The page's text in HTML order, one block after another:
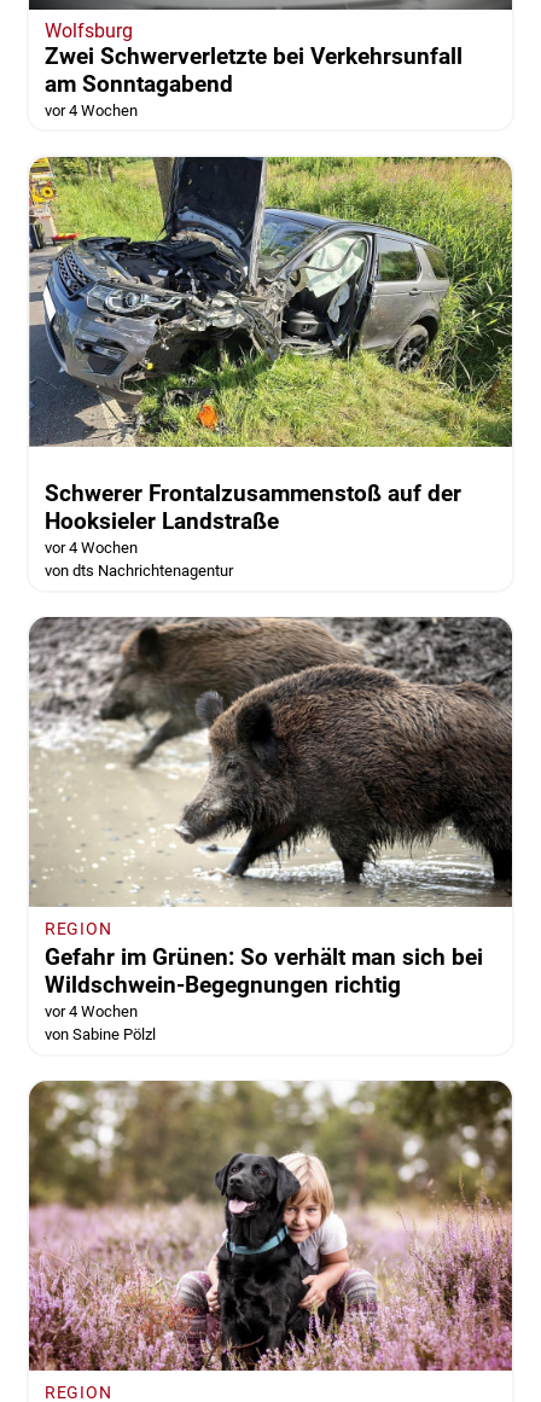
Wolfsburg
Zwei Schwerverletzte bei Verkehrsunfall
am Sonntagabend
vor 4 Wochen
Schwerer Frontalzusammenstoß auf der
Hooksieler Landstraße
vor 4 Wochen
von dts Nachrichtenagentur
REGION
Gefahr im Grünen: So verhält man sich bei
Wildschwein-Begegnungen richtig
vor 4 Wochen
von Sabine Pölzl
REGION